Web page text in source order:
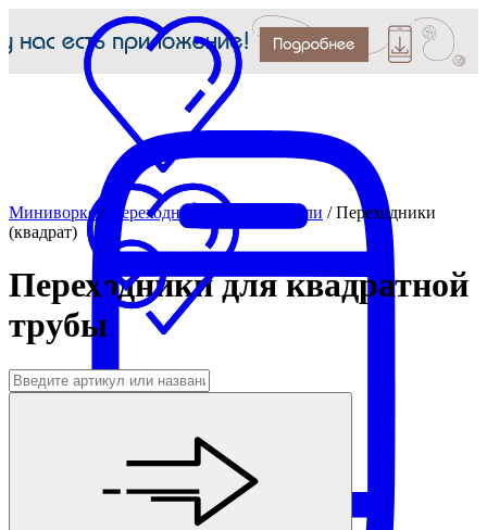
Миниворкс / Переходники и соединители /Переходники
(квадрат)
Переходники для квадратной
трубы